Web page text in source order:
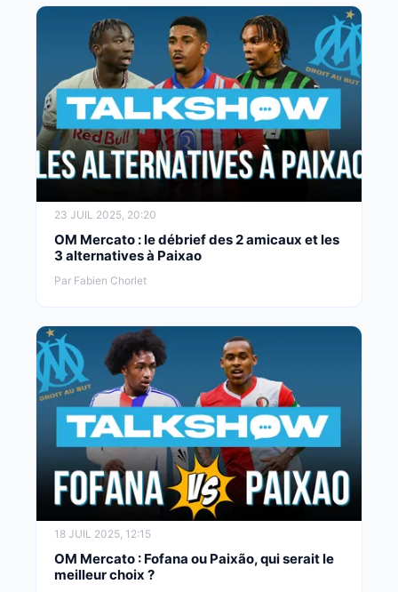
23 JUIL 2025, 20:20
OM Mercato : le débrief des 2 amicaux et les
3 alternatives à Paixao
Par Fabien Chorlet
18 JUIL 2025, 12:15
OM Mercato : Fofana ou Paixão, qui serait le
meilleur choix ?